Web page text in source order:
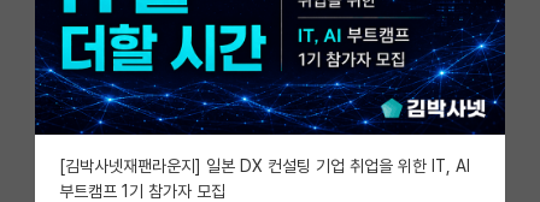
베스트 게시판
IF 명예의전당
자유 게시판(아무개랩)
미국 유학 게시판
[김박사넷재팬라운지] 일본 DX 컨설팅 기업 취업을 위한 IT, AI
부트캠프 1기 참가자 모집